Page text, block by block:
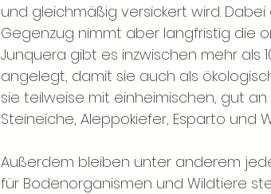
und gleichmäßig versickert wird.
Gegenzug nimmt aber langfristig die
Junquera gibt es inzwischen mehr als
angelegt, damit sie auch als
sie teilweise mit einheimischen, gut
Steineiche, Aleppokiefer, Esparto und
Außerdem bleiben unter anderem
für Bodenorganismen und Wildtiere